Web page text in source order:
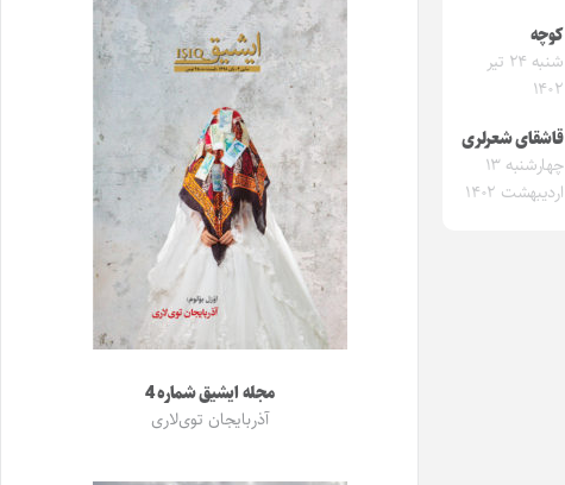
کوچه
شنبه ۲۴ تیر
۱۴۰۲
قاشقای شعرلری
چهارشنبه ۱۳
اردیبهشت ۱۴۰۲
مجله ایشیق شماره 4
آذربایجان توی‌لاری